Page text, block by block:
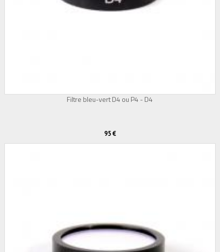
Filtre bleu-vert D4 ou P4 - D4
95 €